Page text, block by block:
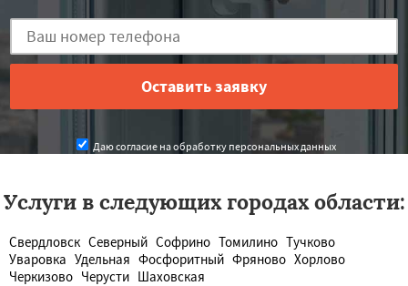
Даю согласие на обработку персональных данных
Услуги в следующих городах области:
Свердловск Северный Софрино Томилино Тучково
Уваровка Удельная Фосфоритный Фряново Хорлово
Черкизово Черусти Шаховская